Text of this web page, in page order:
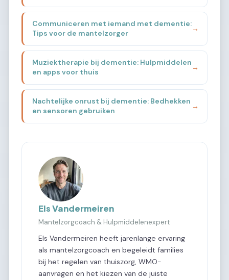
Communiceren met iemand met dementie:
Tips voor de mantelzorger
→
Muziektherapie bij dementie: Hulpmiddelen
en apps voor thuis
→
Nachtelijke onrust bij dementie: Bedhekken
en sensoren gebruiken
→
Els Vandermeiren
Mantelzorgcoach & Hulpmiddelenexpert
Els Vandermeiren heeft jarenlange ervaring
als mantelzorgcoach en begeleidt families
bij het regelen van thuiszorg, WMO-
aanvragen en het kiezen van de juiste